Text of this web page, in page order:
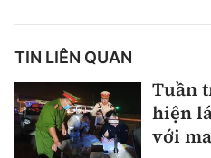
TIN LIÊN QUAN
Tuần
hiện
với